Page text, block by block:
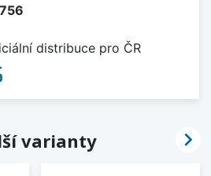
distribuce pro ČR
varianty 